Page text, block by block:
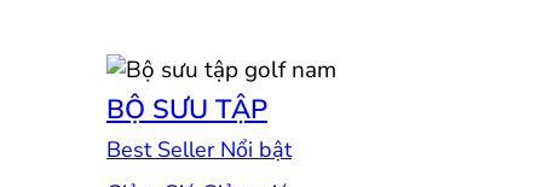
BỘ SƯU TẬP
Best Seller